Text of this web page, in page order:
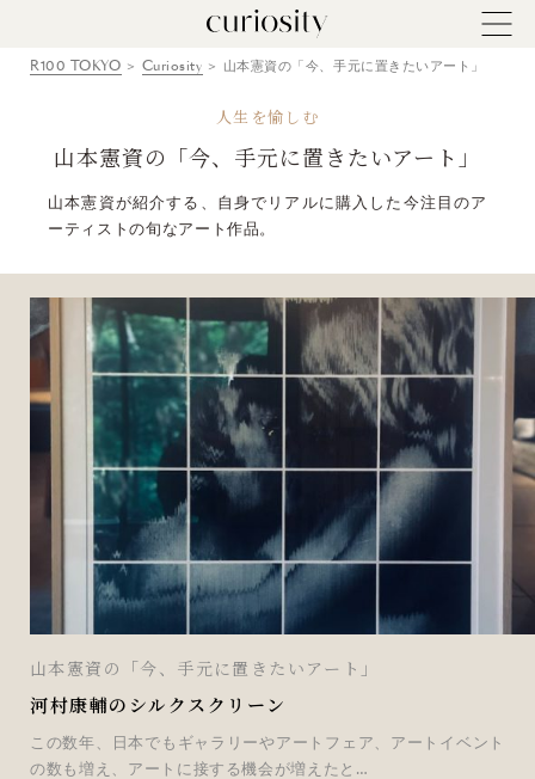
R100 TOKYO Curiosity 山本憲資の「今、手元に置きたいアート」
人生を愉しむ
山本憲資の「今、手元に置きたいアート」
山本憲資が紹介する、自身でリアルに購入した今注目のア
ーティストの旬なアート作品。
山本憲資の「今、手元に置きたいアート」
河村康輔のシルクスクリーン
この数年、日本でもギャラリーやアートフェア、アートイベント
の数も増え、アートに接する機会が増えたと…